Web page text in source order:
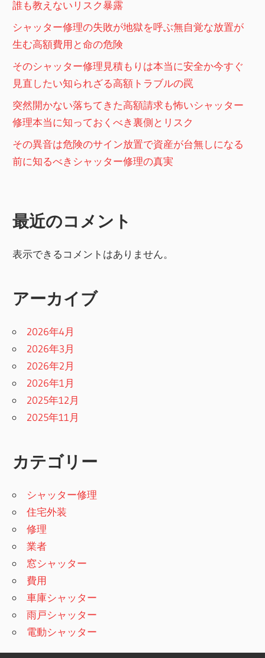
ン
誰も教えないリスク暴露
シャッター修理の失敗が地獄を呼ぶ無自覚な放置が
生む高額費用と命の危険
そのシャッター修理見積もりは本当に安全か今すぐ
見直したい知られざる高額トラブルの罠
突然開かない落ちてきた高額請求も怖いシャッター
修理本当に知っておくべき裏側とリスク
その異音は危険のサイン放置で資産が台無しになる
前に知るべきシャッター修理の真実
最近のコメント
表示できるコメントはありません。
アーカイブ
2026年4月
2026年3月
2026年2月
2026年1月
2025年12月
2025年11月
カテゴリー
シャッター修理
住宅外装
修理
業者
窓シャッター
費用
車庫シャッター
雨戸シャッター
電動シャッター